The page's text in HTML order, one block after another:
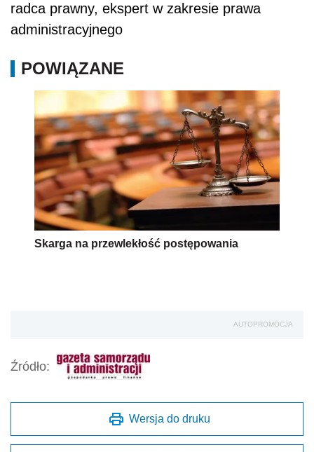
radca prawny, ekspert w zakresie prawa
administracyjnego
POWIĄZANE
Skarga na przewlekłość postępowania
AUTOPROMOCJA
Źródło:
Wersja do druku